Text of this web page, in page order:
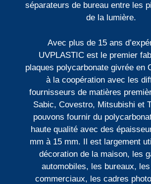
séparateurs de bureau entre les
de la lumière.
Avec plus de 15 ans
UVPLASTIC est le premier
plaques polycarbonate givrée en
à la coopération avec les
fournisseurs de matières
Sabic, Covestro, Mitsubishi et
pouvons fournir du
haute qualité avec des
mm à 15 mm. Il est largement
décoration de la maison, les
automobiles, les bureaux,
commerciaux, les cadres